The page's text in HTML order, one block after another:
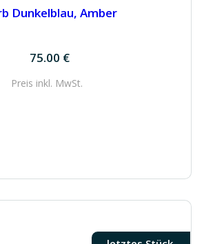
Dunkelblau, Amber
75.00 €
Preis inkl. MwSt.